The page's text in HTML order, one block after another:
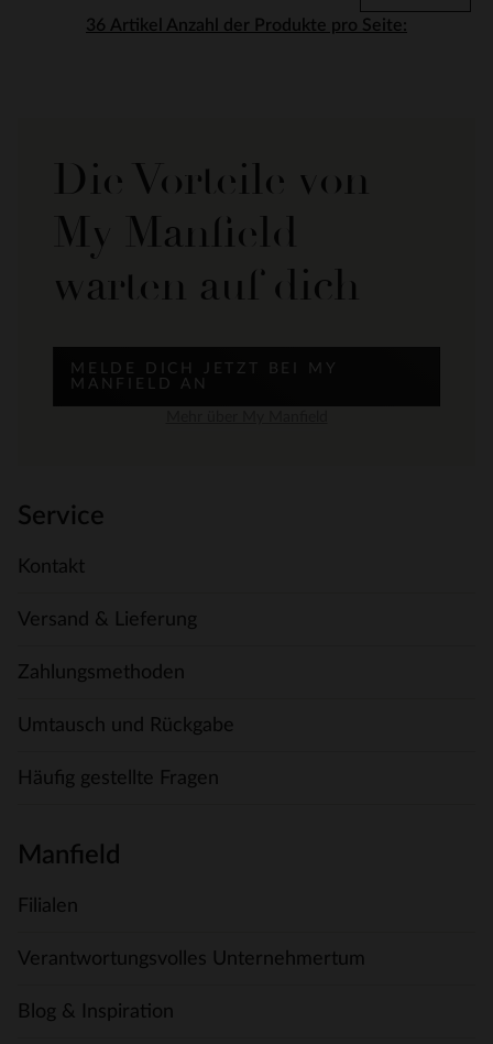
Anzahl der Produkte pro Seite:
Die Vorteile von
My Manfield
warten auf dich
MELDE DICH JETZT BEI MY
MANFIELD AN
Service
Kontakt
Versand & Lieferung
Zahlungsmethoden
Umtausch und Rückgabe
Häufig gestellte Fragen
Manfield
Filialen
Verantwortungsvolles Unternehmertum
Blog & Inspiration